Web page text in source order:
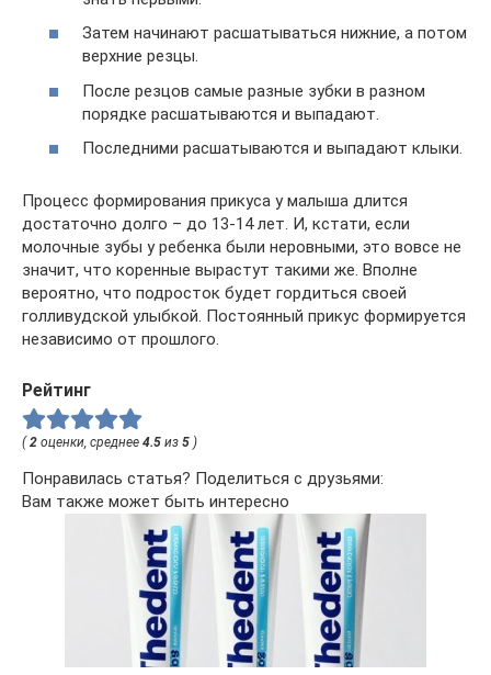
Затем начинают расшатываться нижние, а потом
верхние резцы.
После резцов самые разные зубки в разном
порядке расшатываются и выпадают.
Последними расшатываются и выпадают клыки.
Процесс формирования прикуса у малыша длится
достаточно долго – до 13-14 лет. И, кстати, если
молочные зубы у ребенка были неровными, это вовсе не
значит, что коренные вырастут такими же. Вполне
вероятно, что подросток будет гордиться своей
голливудской улыбкой. Постоянный прикус формируется
независимо от прошлого.
Рейтинг
( 2 оценки, среднее 4.5 из 5 )
Понравилась статья? Поделиться с друзьями:
Вам также может быть интересно